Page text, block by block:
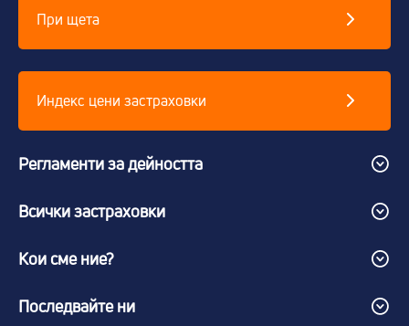
При щета
Индекс цени застраховки
Регламенти за дейността
Всички застраховки
Кои сме ние?
Последвайте ни